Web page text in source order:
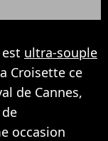
ultra-souple
Croisette ce
de Cannes,
occasion